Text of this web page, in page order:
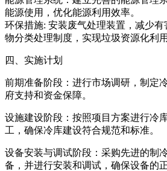
能源使用，优化能源利用效率。
环保措施: 安装废气处理装置，减少
物分类处理制度，实现垃圾资源化利用
四、实施计划
前期准备阶段：进行市场调研，制定
府支持和资金保障。
设施建设阶段：按照项目方案进行冷
工，确保冷库建设符合规范和标准。
设备安装与调试阶段：采购先进的制
备，并进行安装和调试，确保设备的